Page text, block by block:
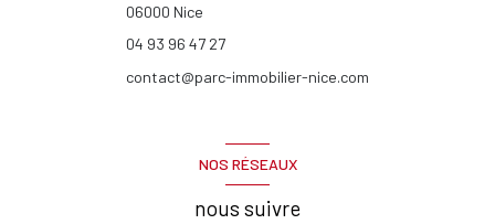
06000 Nice
04 93 96 47 27
contact@parc-immobilier-nice.com
NOS RÉSEAUX
nous suivre